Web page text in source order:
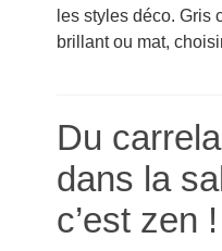
les styles déco. Gris
brillant ou mat,
Du
dans la
c’est zen !